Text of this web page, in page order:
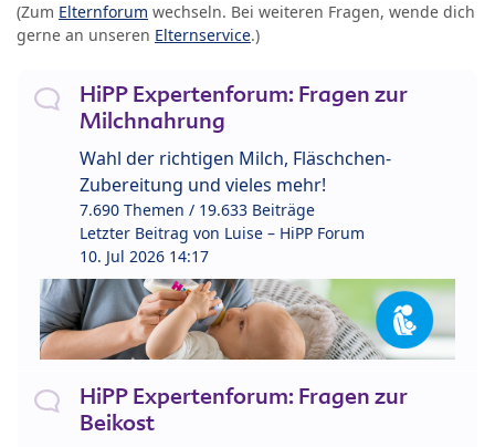
(Zum Elternforum wechseln. Bei weiteren Fragen, wende dich
gerne an unseren Elternservice.)
HiPP Expertenforum: Fragen zur
Milchnahrung
Wahl der richtigen Milch, Fläschchen-
Zubereitung und vieles mehr!
7.690 Themen / 19.633 Beiträge
Letzter Beitrag von Luise – HiPP Forum
10. Jul 2026 14:17
HiPP Expertenforum: Fragen zur
Beikost